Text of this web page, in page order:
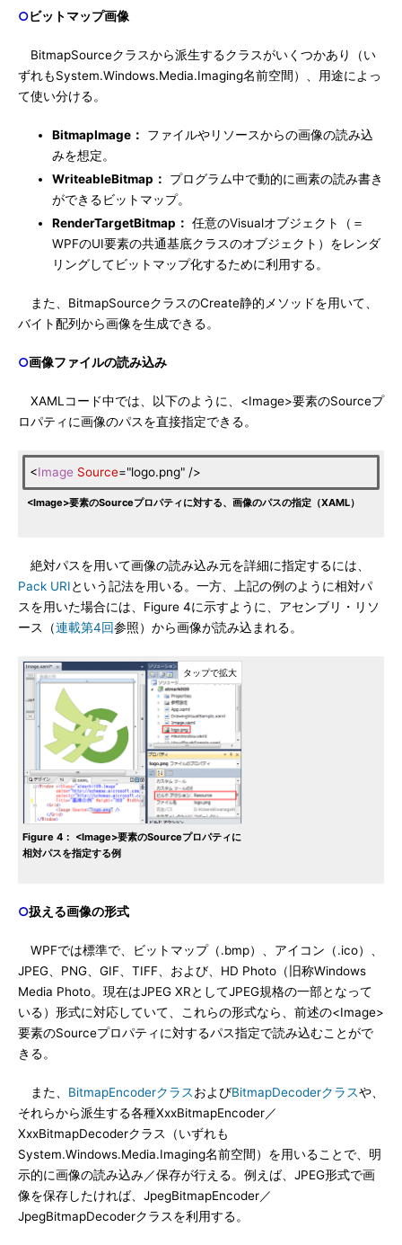
○ビットマップ画像
BitmapSourceクラスから派生するクラスがいくつかあり（い
ずれもSystem.Windows.Media.Imaging名前空間）、用途によっ
て使い分ける。
BitmapImage：
ファイルやリソースからの画像の読み込
みを想定。
WriteableBitmap：
プログラム中で動的に画素の読み書き
ができるビットマップ。
RenderTargetBitmap： 任意のVisualオブジェクト（＝
WPFのUI要素の共通基底クラスのオブジェクト）をレンダ
リングしてビットマップ化するために利用する。
また、BitmapSourceクラスのCreate静的メソッドを用いて、
バイト配列から画像を生成できる。
○画像ファイルの読み込み
XAMLコード中では、以下のように、<Image>要素のSourceプ
ロパティに画像のパスを直接指定できる。
<Image Source="logo.png" />
<Image>要素のSourceプロパティに対する、画像のパスの指定（XAML）
絶対パスを用いて画像の読み込み元を詳細に指定するには、
Pack URIという記法を用いる。一方、上記の例のように相対パ
スを用いた場合には、Figure 4に示すように、アセンブリ・リソ
ース（連載第4回参照）から画像が読み込まれる。
Figure 4： <Image>要素のSourceプロパティに
相対パスを指定する例
○扱える画像の形式
WPFでは標準で、ビットマップ（.bmp）、アイコン（.ico）、
JPEG、PNG、GIF、TIFF、および、HD Photo（旧称Windows
Media Photo。現在はJPEG XRとしてJPEG規格の一部となって
いる）形式に対応していて、これらの形式なら、前述の<Image>
要素のSourceプロパティに対するパス指定で読み込むことがで
きる。
また、 BitmapEncoderクラスおよびBitmapDecoderクラスや、
それらから派生する各種XxxBitmapEncoder／
XxxBitmapDecoderクラス（いずれも
System.Windows.Media.Imaging名前空間）を用いることで、明
示的に画像の読み込み／保存が行える。例えば、JPEG形式で画
像を保存したければ、JpegBitmapEncoder／
JpegBitmapDecoderクラスを利用する。